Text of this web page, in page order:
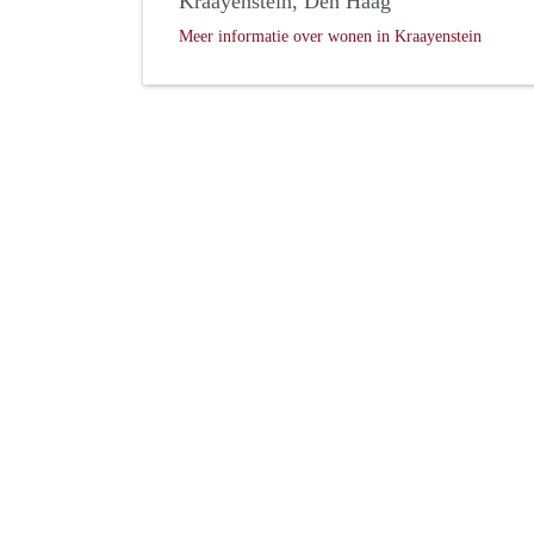
Meer informatie over wonen in Kraayenstein